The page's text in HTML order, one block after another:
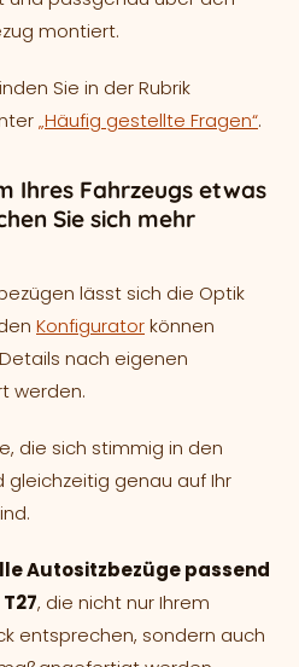
montiert.
Sie in der Rubrik
„Häufig gestellte Fragen“.
Ihres Fahrzeugs etwas
Sie sich mehr
lässt sich die Optik
Konfiguratorkönnen
nach eigenen
werden.
die sich stimmig in den
gleichzeitig genau auf Ihr
Autositzbezüge passend
, die nicht nur Ihrem
entsprechen, sondern auch